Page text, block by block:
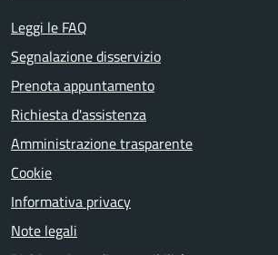
Leggi le FAQ
Segnalazione disservizio
Prenota appuntamento
Richiesta d'assistenza
Amministrazione trasparente
Cookie
Informativa privacy
Note legali